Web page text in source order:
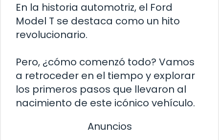
En la historia automotriz, el Ford
Model T se destaca como un hito
revolucionario.
Pero, ¿cómo comenzó todo? Vamos
a retroceder en el tiempo y explorar
los primeros pasos que llevaron al
nacimiento de este icónico vehículo.
Anuncios